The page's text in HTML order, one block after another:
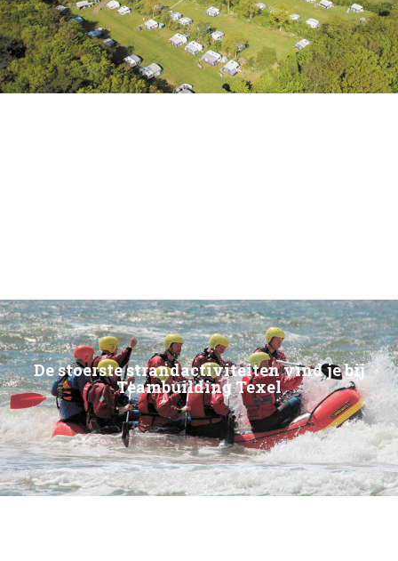
De stoerste strandactiviteiten vind je bij
Teambuilding Texel